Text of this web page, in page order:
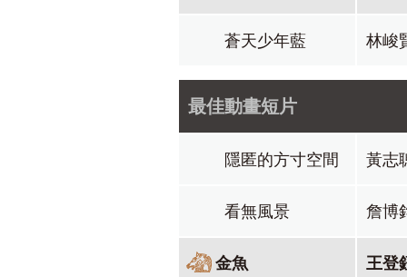
蒼天少年藍 林峻
最佳動畫短片
隱匿的方寸空間 黃志
看無風景 詹博
金魚 王登